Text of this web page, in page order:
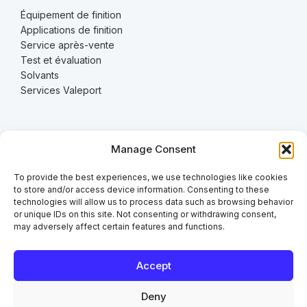
Manage Consent
To provide the best experiences, we use technologies like cookies
to store and/or access device information. Consenting to these
technologies will allow us to process data such as browsing behavior
or unique IDs on this site. Not consenting or withdrawing consent,
may adversely affect certain features and functions.
Accept
Deny
Équipement de finition
Applications de finition
Service après-vente
Test et évaluation
Solvants
Services Valeport
À propos
Carrières
Durabilité
Manuels